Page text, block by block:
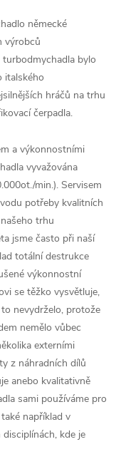
německé
výrobců
bylo
italského
hráčů na trhu
čerpadla.
a výkonnostními
vyvažována
min.). Servisem
potřeby kvalitních
trhu
jsme často při naší
totální destrukce
výkonnostní
se těžko vysvětluje,
nevydrželo, protože
nemělo vůbec
externími
z náhradních dílů
anebo kvalitativně
sami používáme pro
například v
kde je